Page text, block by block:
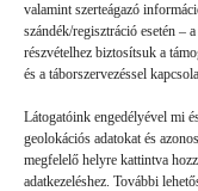
valamint szerteágazó
szándék/regisztráció esetén –
részvételhez biztosítsuk a
és a táborszervezéssel
Látogatóink engedélyével mi
geolokációs adatokat és
megfelelő helyre kattintva
adatkezeléshez. További
Mintha